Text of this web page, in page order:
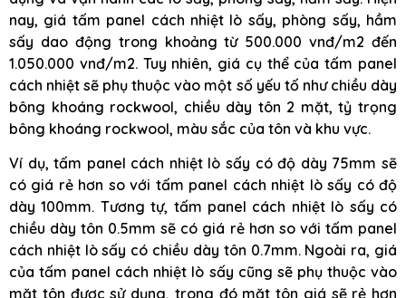
nay, giá tấm panel cách nhiệt lò sấy, phòng sấy, hầm
sấy dao động trong khoảng từ 500.000 vnđ/m2 đến
1.050.000 vnđ/m2. Tuy nhiên, giá cụ thể của tấm panel
cách nhiệt sẽ phụ thuộc vào một số yếu tố như chiều dày
bông khoáng rockwool, chiều dày tôn 2 mặt, tỷ trọng
bông khoáng rockwool, màu sắc của tôn và khu vực.
Ví dụ, tấm panel cách nhiệt lò sấy có độ dày 75mm sẽ
có giá rẻ hơn so với tấm panel cách nhiệt lò sấy có độ
dày 100mm. Tương tự, tấm panel cách nhiệt lò sấy có
chiều dày tôn 0.5mm sẽ có giá rẻ hơn so với tấm panel
cách nhiệt lò sấy có chiều dày tôn 0.7mm. Ngoài ra, giá
của tấm panel cách nhiệt lò sấy cũng sẽ phụ thuộc vào
mặt tôn được sử dụng, trong đó mặt tôn giá sẽ rẻ hơn